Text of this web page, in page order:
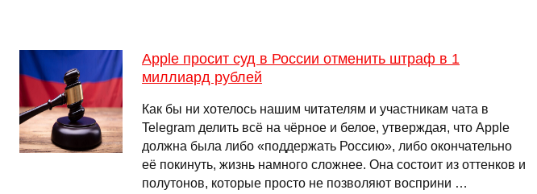
Apple просит суд в России отменить штраф в 1
миллиард рублей
Как бы ни хотелось нашим читателям и участникам чата в
Telegram делить всё на чёрное и белое, утверждая, что Apple
должна была либо «поддержать Россию», либо окончательно
её покинуть, жизнь намного сложнее. Она состоит из оттенков и
полутонов, которые просто не позволяют восприни …